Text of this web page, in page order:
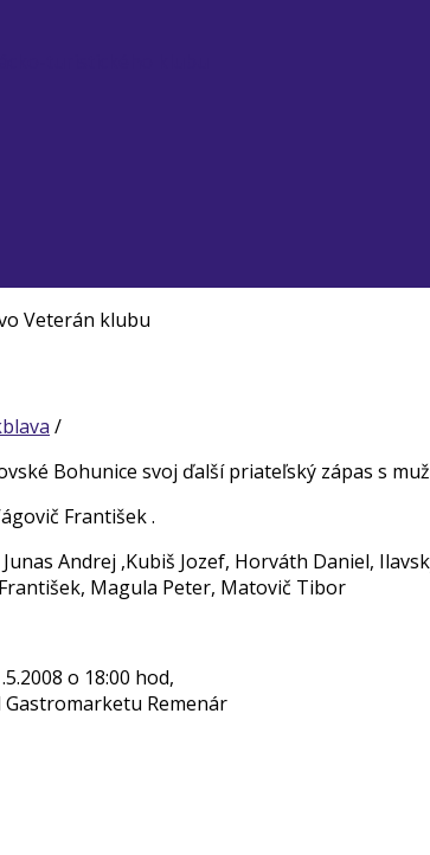
Veterán klubu
/
Bohunice svoj ďalší priateľský zápas s
František .
Andrej ,Kubiš Jozef, Horváth Daniel,
Magula Peter, Matovič Tibor
o 18:00 hod,
Gastromarketu Remenár